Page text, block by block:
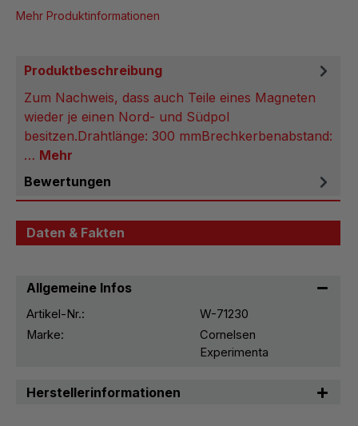
Mehr Produktinformationen
Produktbeschreibung
Zum Nachweis, dass auch Teile eines Magneten
wieder je einen Nord- und Südpol
besitzen.Drahtlänge: 300 mmBrechkerbenabstand:
… Mehr
Bewertungen
Daten & Fakten
Allgemeine Infos
Artikel-Nr.:
W-71230
Marke:
Cornelsen
Experimenta
Herstellerinformationen